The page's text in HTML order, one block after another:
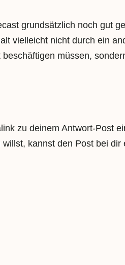
grundsätzlich noch gut
vielleicht nicht durch ein
müssen,
zu deinem Antwort-Post
kannst den Post bei